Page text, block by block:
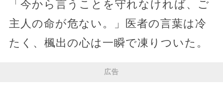
「今から言うことを守れなければ、ご
主人の命が危ない。」医者の言葉は冷
たく、楓出の心は一瞬で凍りついた。
広告